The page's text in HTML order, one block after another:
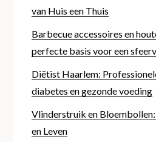
van Huis een Thuis
Barbecue accessoires en
perfecte basis voor een
Diëtist Haarlem:
diabetes en gezonde voeding
Vlinderstruik en
en Leven